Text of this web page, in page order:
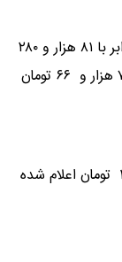
قیمت اسکناس یورو در مرکز مبادله ارزی امروز برابر با ۸۱ هزار و ۲۸۰
تومان گزارش شد قیمت حواله یورو نیز برابر با ۷۹ هزار و ۶۶ تومان
بهای معامله هر یورو در بازار امروز ۹۴ هزار و ۳۵۰ تومان اعلام شده